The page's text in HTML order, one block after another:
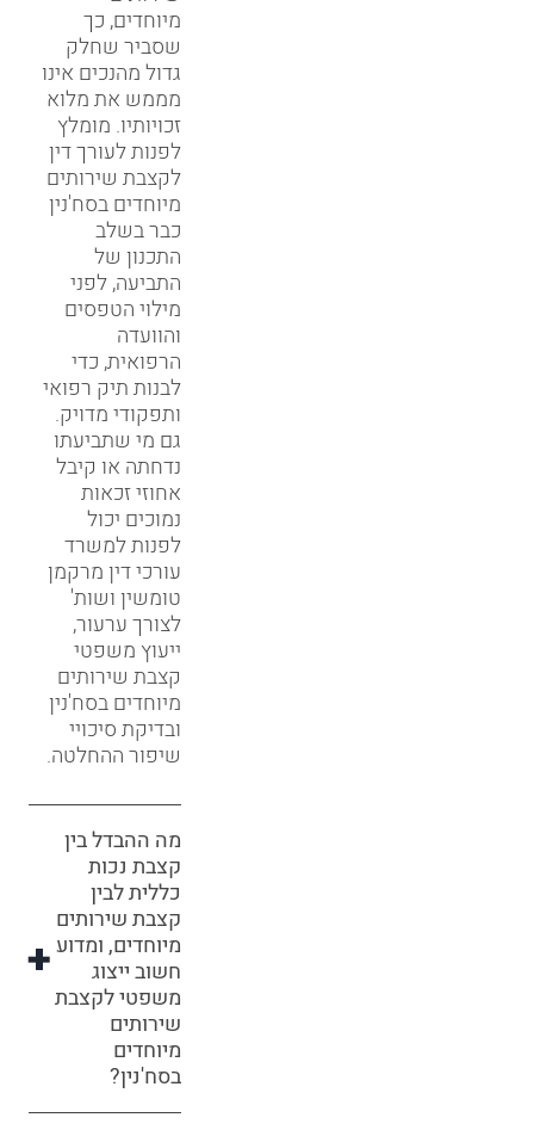
מיוחדים, כך
שסביר שחלק
גדול מהנכים אינו
מממש את מלוא
זכויותיו. מומלץ
לפנות לעורך דין
לקצבת שירותים
מיוחדים בסח'נין
כבר בשלב
התכנון של
התביעה, לפני
מילוי הטפסים
והוועדה
הרפואית, כדי
לבנות תיק רפואי
ותפקודי מדויק.
גם מי שתביעתו
נדחתה או קיבל
אחוזי זכאות
נמוכים יכול
לפנות למשרד
עורכי דין מרקמן
טומשין ושות'
לצורך ערעור,
ייעוץ משפטי
קצבת שירותים
מיוחדים בסח'נין
ובדיקת סיכויי
שיפור ההחלטה.
מה ההבדל בין
קצבת נכות
כללית לבין
קצבת שירותים
מיוחדים, ומדוע
חשוב ייצוג
משפטי לקצבת
שירותים
מיוחדים
בסח'נין?